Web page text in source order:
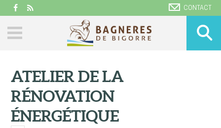
CONTACT
ATELIER DE LA
RÉNOVATION
ÉNERGÉTIQUE